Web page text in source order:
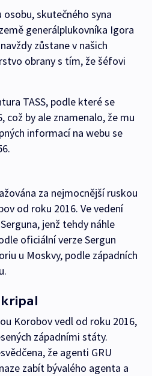
osobu, skutečného syna
generálplukovníka Igora
zůstane v našich
obrany s tím, že šéfovi
TASS, podle které se
což by ale znamenalo, že mu
informací na webu se
za nejmocnější ruskou
od roku 2016. Ve vedení
jenž tehdy náhle
oficiální verze Sergun
u Moskvy, podle západních
Korobov vedl od roku 2016,
západními státy.
že agenti GRU
zabít bývalého agenta a